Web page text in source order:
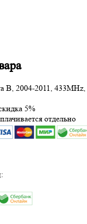
2004-2011,
5%
отдельно